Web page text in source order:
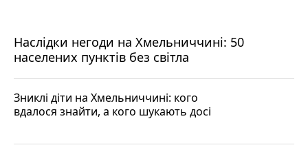
Наслідки негоди на Хмельниччині: 50
населених пунктів без світла
Зниклі діти на Хмельниччині: кого
вдалося знайти, а кого шукають досі